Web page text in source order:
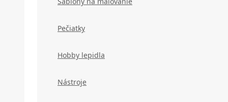
Pečiatky
Hobby lepidla
Nástroje